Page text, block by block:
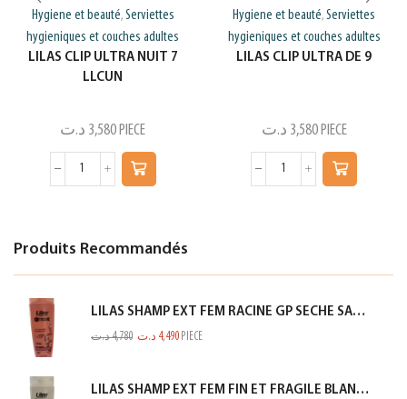
Hygiene et beauté, Serviettes
hygieniques et couches adultes
LILAS CLIP ULTRA NUIT 7
LLCUN
3,580 د.ت PIECE
Hygiene et beauté,Serviettes
hygieniques et couches adultes
LILAS CLIP ULTRA DE 9
3,580 د.ت PIECE
Produits Recommandés
LILAS SHAMP EXT FEM RACINE GP SECHE SAUMON 350ML
4,780د.ت 4,490 د.ت PIECE
LILAS SHAMP EXT FEM FIN ET FRAGILE BLANC 350ML